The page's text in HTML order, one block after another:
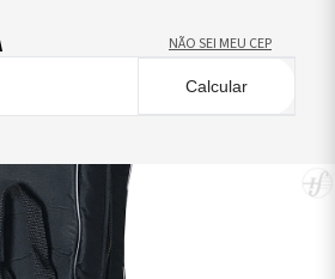
NÃO SEI MEU CEP
Calcular